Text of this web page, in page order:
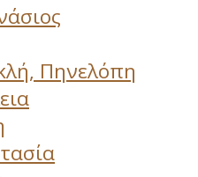
Πηνελόπη